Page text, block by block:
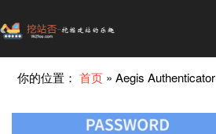
你的位置：首页 »Aegis Authenticator